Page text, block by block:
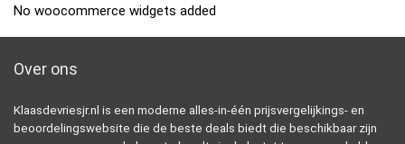
No woocommerce widgets added
Over ons
Klaasdevriesjr.nl is een moderne alles-in-één prijsvergelijkings- en
beoordelingswebsite die de beste deals biedt die beschikbaar zijn